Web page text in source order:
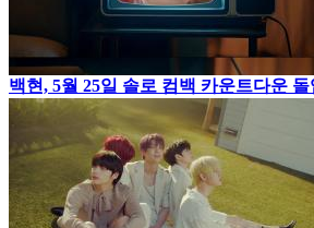
백현, 5월 25일 솔로 컴백 카운트다운 돌